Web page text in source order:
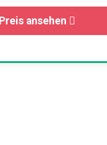
Preis ansehen